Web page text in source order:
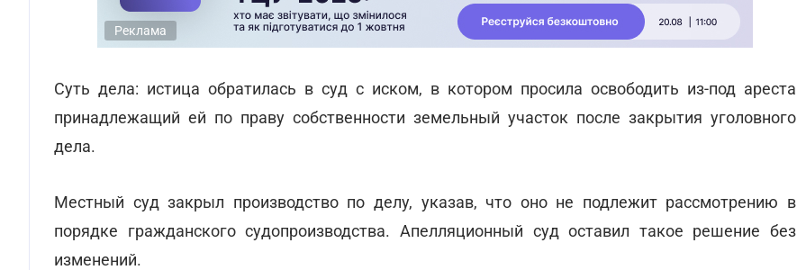
Реклама
Суть дела: истица обратилась в суд с иском, в котором просила освободить из-под ареста
принадлежащий ей по праву собственности земельный участок после закрытия уголовного
дела.
Местный суд закрыл производство по делу, указав, что оно не подлежит рассмотрению в
порядке гражданского судопроизводства. Апелляционный суд оставил такое решение без
изменений.